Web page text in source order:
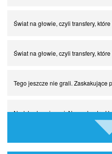
Świat na głowie, czyli transfery,
Świat na głowie, czyli transfery,
Tego jeszcze nie grali. Zaskakujące
Nadchodzą giganci. Nunez kontra
Lewandowski kontra Bayern. Czy